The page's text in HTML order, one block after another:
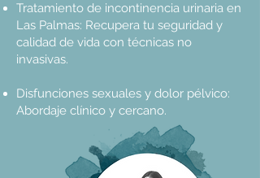
Tratamiento de incontinencia urinaria en
Las Palmas: Recupera tu seguridad y
calidad de vida con técnicas no
invasivas.
Disfunciones sexuales y dolor pélvico:
Abordaje clínico y cercano.